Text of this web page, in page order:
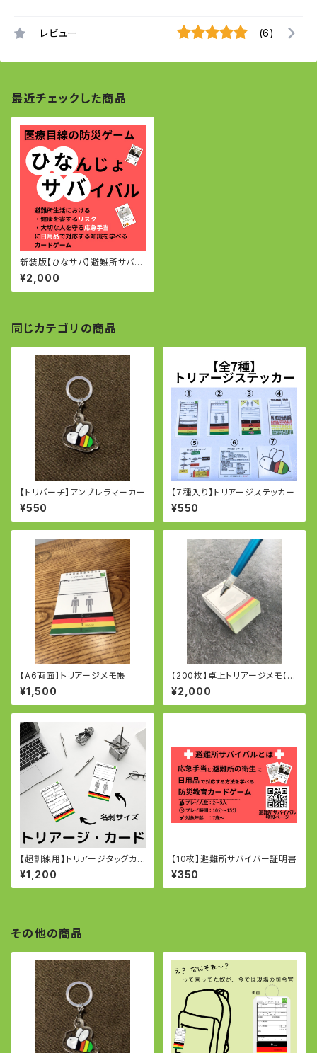
レビュー (6)
最近チェックした商品
新装版【ひなサバ】避難所サバイ
バル～避難所の衛生と応急手当
を学べるカードゲーム～
¥2,000
同じカテゴリの商品
【トリバーチ】アンブレラマーカー
¥550
【７種入り】トリアージステッカー
¥550
【A6両面】トリアージメモ帳
¥1,500
【200枚】卓上トリアージメモ【名
刺サイズ】
¥2,000
【超訓練用】トリアージタッグカ
ード【100枚】
¥1,200
【10枚】避難所サバイバー証明書
¥350
その他の商品